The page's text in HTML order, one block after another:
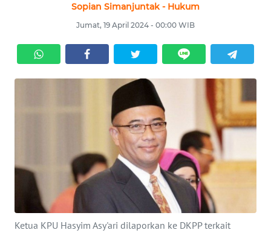
Sopian Simanjuntak - Hukum
Jumat, 19 April 2024 - 00:00 WIB
Ketua KPU Hasyim Asy'ari dilaporkan ke DKPP terkait
KRIMINAL
EKUIN
SAINS-TEKNO
INTERNASIONAL
SERBA-SERBI